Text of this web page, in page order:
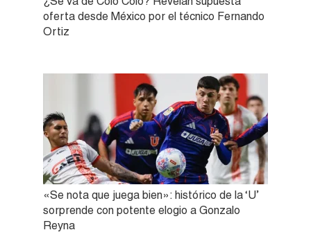
oferta desde México por el técnico Fernando
Ortiz
«Se nota que juega bien»: histórico de la ‘U’
sorprende con potente elogio a Gonzalo
Reyna